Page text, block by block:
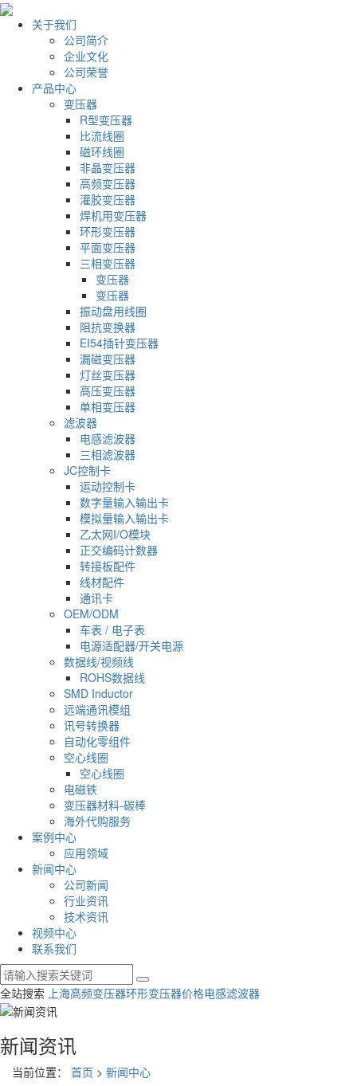
关于我们
公司简介
企业文化
公司荣誉
产品中心
变压器
R型变压器
比流线圈
磁环线圈
非晶变压器
高频变压器
灌胶变压器
焊机用变压器
环形变压器
平面变压器
三相变压器
变压器
变压器
振动盘用线圈
阻抗变换器
EI54插针变压器
漏磁变压器
灯丝变压器
高压变压器
单相变压器
滤波器
电感滤波器
三相滤波器
JC控制卡
运动控制卡
数字量输入输出卡
模拟量输入输出卡
乙太网I/O模块
正交编码计数器
转接板配件
线材配件
通讯卡
OEM/ODM
车表 / 电子表
电源适配器/开关电源
数据线/视频线
ROHS数据线
SMD Inductor
远端通讯模组
讯号转换器
自动化零组件
空心线圈
空心线圈
电磁铁
变压器材料-碳棒
海外代购服务
案例中心
应用领域
新闻中心
公司新闻
行业资讯
技术资讯
视频中心
联系我们
全站搜索 上海高频变压器环形变压器价格电感滤波器
新闻资讯
当前位置： 首页 > 新闻中心